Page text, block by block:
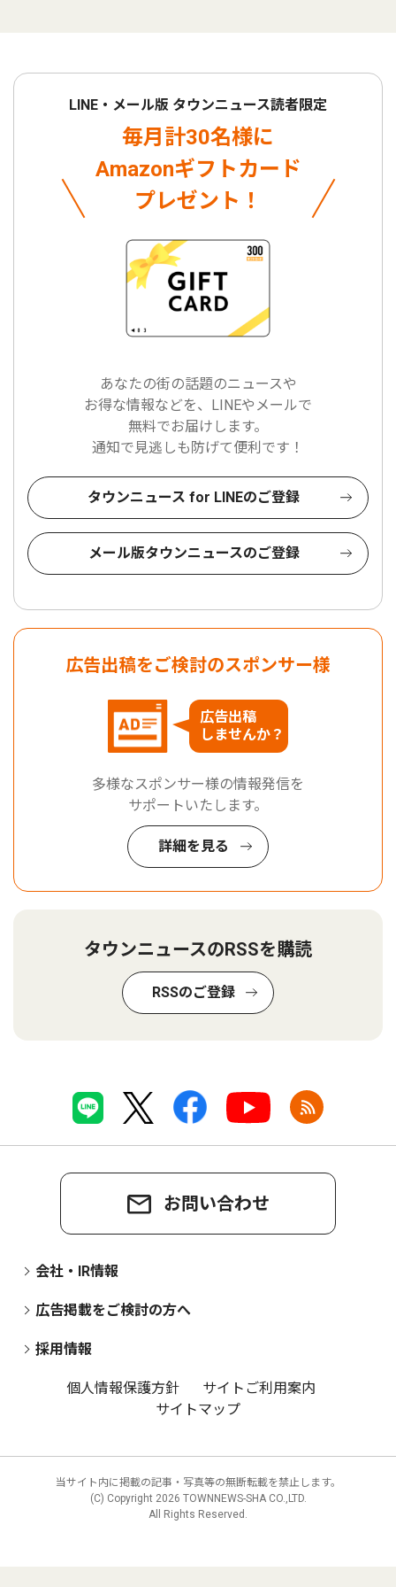
LINE・メール版 タウンニュース読者限定
毎月計30名様に
Amazonギフトカード
プレゼント！
あなたの街の話題のニュースや
お得な情報などを、LINEやメールで
無料でお届けします。
通知で見逃しも防げて便利です！
タウンニュース for LINEのご登録
メール版タウンニュースのご登録
広告出稿をご検討のスポンサー様
広告出稿
しませんか？
多様なスポンサー様の情報発信を
サポートいたします。
詳細を見る
タウンニュースのRSSを購読
RSSのご登録
お問い合わせ
会社・IR情報
広告掲載をご検討の方へ
採用情報
個人情報保護方針
サイトご利用案内
サイトマップ
当サイト内に掲載の記事・写真等の無断転載を禁止します。
(C) Copyright 2026 TOWNNEWS-SHA CO.,LTD.
All Rights Reserved.